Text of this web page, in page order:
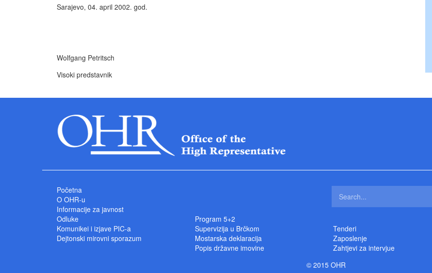
Sarajevo, 04. april 2002. god.
Wolfgang Petritsch
Visoki predstavnik
Početna
O OHR-u
Informacije za javnost
Odluke
Komunikei i izjave PIC-a
Dejtonski mirovni sporazum
Program 5+2
Supervizija u Brčkom
Mostarska deklaracija
Popis državne imovine
Tenderi
Zaposlenje
Zahtjevi za intervjue
© 2015 OHR